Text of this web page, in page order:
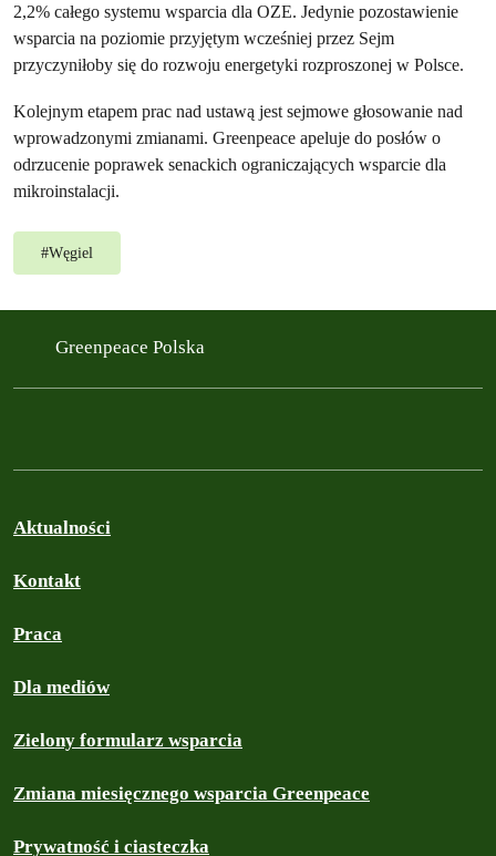
2,2% całego systemu wsparcia dla OZE. Jedynie pozostawienie
wsparcia na poziomie przyjętym wcześniej przez Sejm
przyczyniłoby się do rozwoju energetyki rozproszonej w Polsce.
Kolejnym etapem prac nad ustawą jest sejmowe głosowanie nad
wprowadzonymi zmianami. Greenpeace apeluje do posłów o
odrzucenie poprawek senackich ograniczających wsparcie dla
mikroinstalacji.
#Węgiel
Greenpeace Polska
Aktualności
Kontakt
Praca
Dla mediów
Zielony formularz wsparcia
Zmiana miesięcznego wsparcia Greenpeace
Prywatność i ciasteczka